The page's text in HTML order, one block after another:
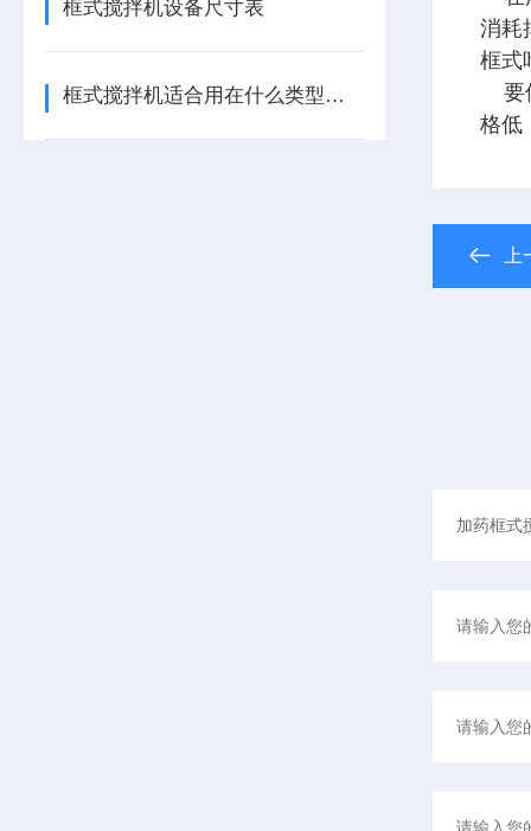
框式搅拌机设备尺寸表
框式搅拌机适合用在什么类型的池子
消耗
框式
要
格低